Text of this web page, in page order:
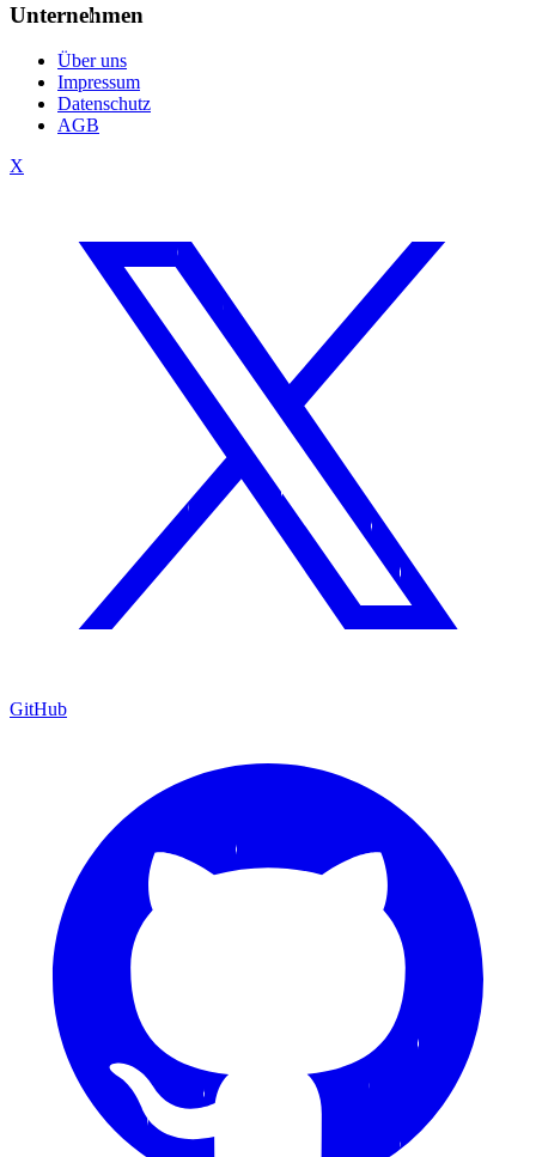
Unternehmen
Über uns
Impressum
Datenschutz
AGB
X
GitHub